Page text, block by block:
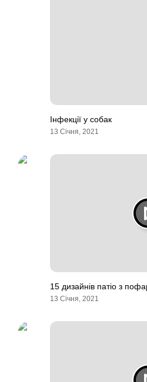
Інфекції у собак
13 Січня, 2021
15 дизайнів патіо з
13 Січня, 2021